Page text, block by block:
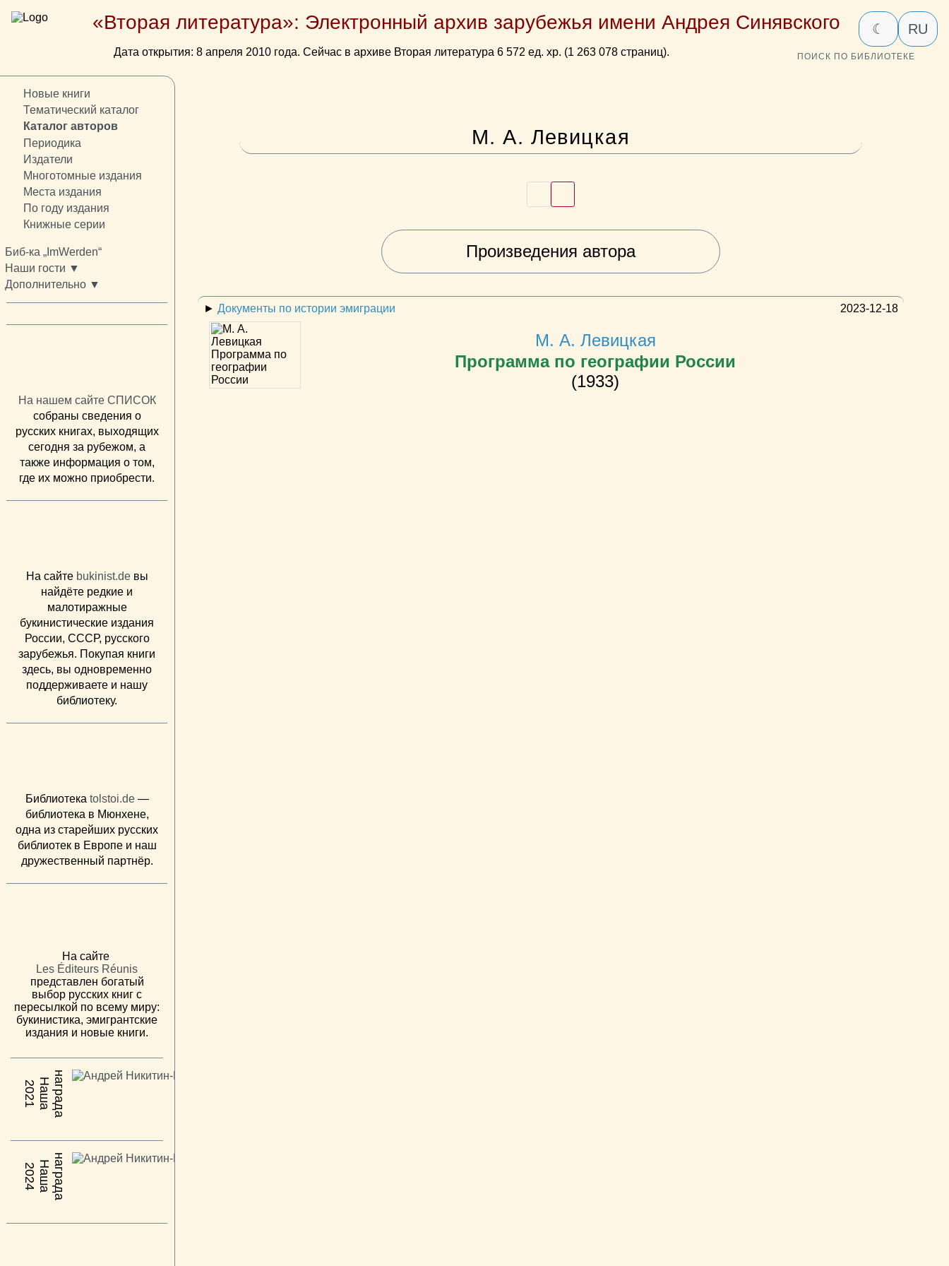
«Вторая литература»: Электронный архив зарубежья имени Андрея Синявского
Дата открытия: 8 апреля 2010 года. Сейчас в архиве Вторая литература 6 572 ед. хр. (1 263 078 страниц).
☾ RU
ПОИСК ПО БИБЛИОТЕКЕ
Новые книги
Тематический каталог
Каталог авторов
Периодика
Издатели
Многотомные издания
Места издания
По году издания
Книжные серии
Биб-ка „ImWerden“
Наши гости ▼
Дополнительно ▼
На нашем сайте СПИСОК
собраны сведения о
русских книгах, выходящих
сегодня за рубежом, а
также информация о том,
где их можно приобрести.
На сайте bukinist.deвы
найдёте редкие и
малотиражные
букинистические издания
России, СССР, русского
зарубежья. Покупая книги
здесь, вы одновременно
поддерживаете и нашу
библиотеку.
Библиотека tolstoi.de—
библиотека в Мюнхене,
одна из старейших русских
библиотек в Европе и наш
дружественный партнёр.
На сайте
Les Éditeurs Réunis
представлен богатый
выбор русских книг с
пересылкой по всему миру:
букинистика, эмигрантские
издания и новые книги.
2021 Н
а
ш
ан
а
г
р
а
да
2024 Н
а
ш
ан
а
г
р
а
да
М. А. Левицкая
Произведения автора
► Документы по истории эмиграции 2023-12-18
М. А. Левицкая
Программа по географии России
(1933)